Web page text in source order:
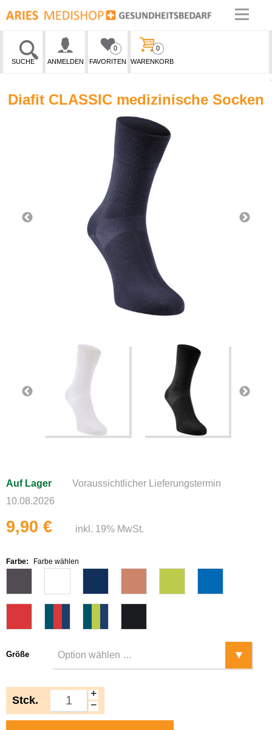
SUCHE ANMELDEN FAVORITEN
0
WARENKORB
0
Diafit CLASSIC medizinische Socken
Auf Lager
Voraussichtlicher Lieferungstermin
10.08.2026
9,90 € inkl. 19% MwSt.
Farbe: Farbe wählen
Größe
Stck.
+
−